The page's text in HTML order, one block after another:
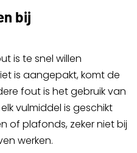
bij
is te snel willen
is aangepakt, komt de
fout is het gebruik van
vulmiddel is geschikt
of plafonds, zeker niet bij
werken.